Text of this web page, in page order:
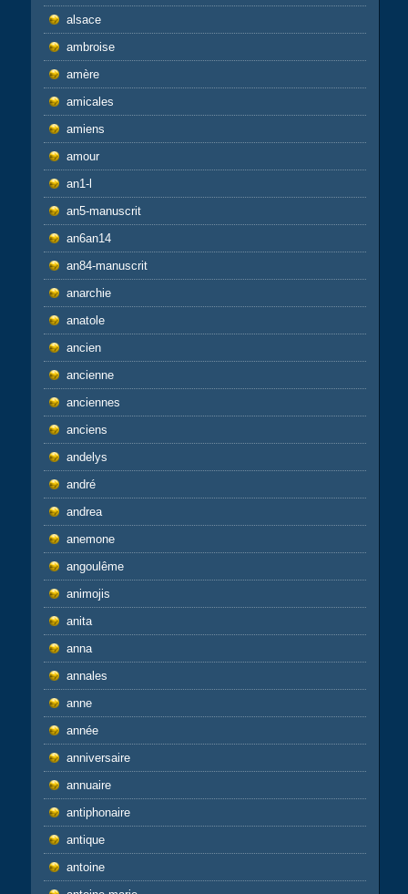
alsace
ambroise
amère
amicales
amiens
amour
an1-l
an5-manuscrit
an6an14
an84-manuscrit
anarchie
anatole
ancien
ancienne
anciennes
anciens
andelys
andré
andrea
anemone
angoulême
animojis
anita
anna
annales
anne
année
anniversaire
annuaire
antiphonaire
antique
antoine